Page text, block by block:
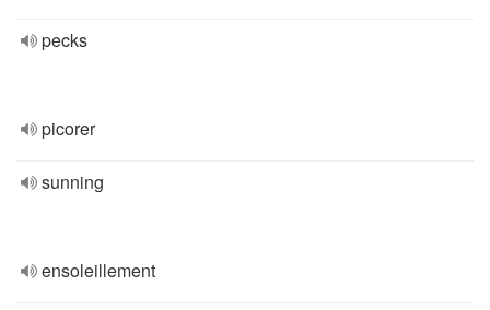
pecks
picorer
sunning
ensoleillement